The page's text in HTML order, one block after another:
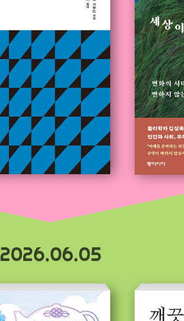
2026.06.05